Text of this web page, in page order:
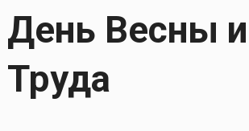
День Весны и
Труда